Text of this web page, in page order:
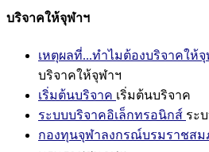
บริจาคให้จุฬาฯ
เหตุผลที่...ทำไมต้องบริจาคให้จุ
บริจาคให้จุฬาฯ
เริ่มต้นบริจาค เริ่มต้นบริจาค
ระบบบริจาคอิเล็กทรอนิกส์ ระ
กองทุนจุฬาลงกรณ์บรมราชสม